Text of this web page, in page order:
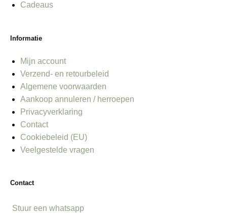
Cadeaus
Informatie
Mijn account
Verzend- en retourbeleid
Algemene voorwaarden
Aankoop annuleren / herroepen
Privacyverklaring
Contact
Cookiebeleid (EU)
Veelgestelde vragen
Contact
Stuur een whatsapp